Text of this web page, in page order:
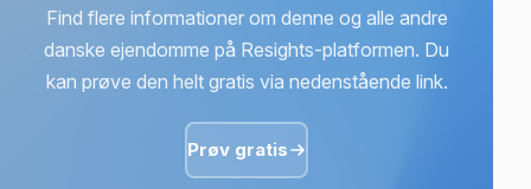
Find flere informationer om denne og alle andre
danske ejendomme på Resights-platformen. Du
kan prøve den helt gratis via nedenstående link.
Prøv gratis